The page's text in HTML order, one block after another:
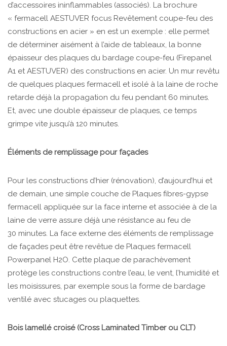
d’accessoires ininflammables (associés). La brochure
« fermacell AESTUVER focus Revêtement coupe-feu des
constructions en acier » en est un exemple : elle permet
de déterminer aisément à l’aide de tableaux, la bonne
épaisseur des plaques du bardage coupe-feu (Firepanel
A1 et AESTUVER) des constructions en acier. Un mur revêtu
de quelques plaques fermacell et isolé à la laine de roche
retarde déjà la propagation du feu pendant 60 minutes.
Et, avec une double épaisseur de plaques, ce temps
grimpe vite jusqu’à 120 minutes.
Éléments de remplissage pour façades
Pour les constructions d’hier (rénovation), d’aujourd’hui et
de demain, une simple couche de Plaques fibres-gypse
fermacell appliquée sur la face interne et associée à de la
laine de verre assure déjà une résistance au feu de
30 minutes. La face externe des éléments de remplissage
de façades peut être revêtue de Plaques fermacell
Powerpanel H2O. Cette plaque de parachèvement
protège les constructions contre l’eau, le vent, l’humidité et
les moisissures, par exemple sous la forme de bardage
ventilé avec stucages ou plaquettes.
Bois lamellé croisé (Cross Laminated Timber ou CLT)